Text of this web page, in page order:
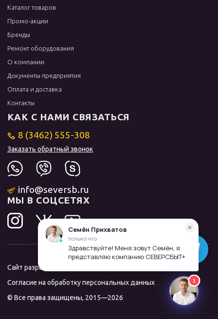
Каталог товаров
Промо-акции
Бренды
Ремонт оборудования
О компании
Документы предприятия
Оплата и доставка
Контакты
КАК С НАМИ СВЯЗАТЬСЯ
8 (3462) 555-308
Заказать обратный звонок
info@seversb.ru
МЫ В СОЦСЕТЯХ
Сайт разработал и продвинул
Согласие на обработку персональных данных
© Все права защищены, 2015—2026